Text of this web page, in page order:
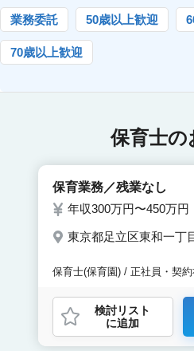
業務委託 50歳以上歓迎
70歳以上歓迎
保育士の
保育業務／残業なし
年収300万円〜450万円
東京都足立区東和一丁
保育士(保育園) / 正社員・契約
検討リスト
に追加